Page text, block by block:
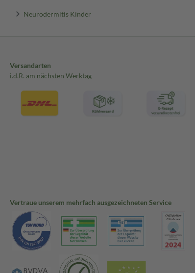
Neurodermitis Kinder
Versandarten
i.d.R. am nächsten Werktag
Vertraue unserem mehrfach ausgezeichneten Service